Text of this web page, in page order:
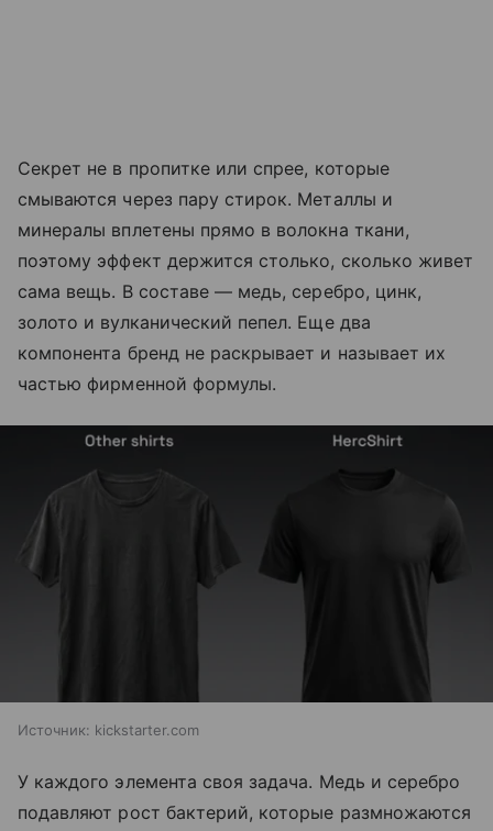
Секрет не в пропитке или спрее, которые
смываются через пару стирок. Металлы и
минералы вплетены прямо в волокна ткани,
поэтому эффект держится столько, сколько живет
сама вещь. В составе — медь, серебро, цинк,
золото и вулканический пепел. Еще два
компонента бренд не раскрывает и называет их
частью фирменной формулы.
Источник: kickstarter.com
У каждого элемента своя задача. Медь и серебро
подавляют рост бактерий, которые размножаются